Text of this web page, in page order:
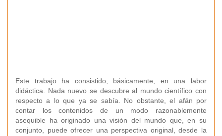
Este trabajo ha consistido, básicamente, en una labor
didáctica. Nada nuevo se descubre al mundo científico con
respecto a lo que ya se sabía. No obstante, el afán por
contar los contenidos de un modo razonablemente
asequible ha originado una visión del mundo que, en su
conjunto, puede ofrecer una perspectiva original, desde la